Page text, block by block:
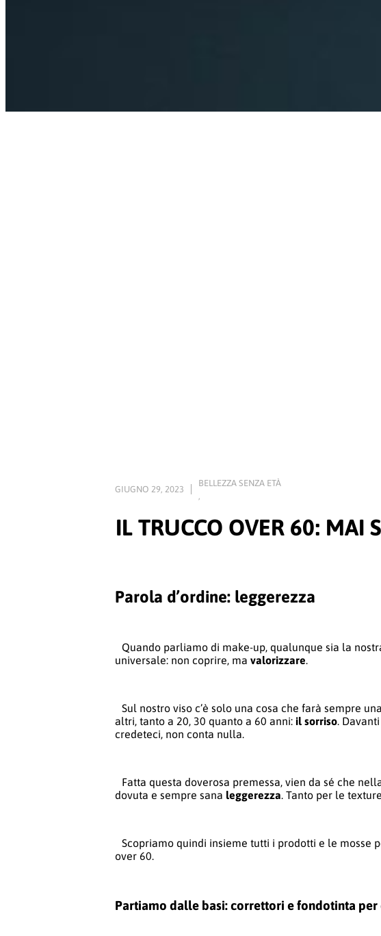
GIUGNO 29, 2023
BELLEZZA SENZA ETÀ
,
IL TRUCCO OVER 60: MAI
Parola d’ordine: leggerezza
Quando parliamo di make-up, qualunque sia la
universale: non coprire, ma valorizzare
Sul nostro viso c’è solo una cosa che farà sempre
altri, tanto a 20, 30 quanto a 60 anni: il sorriso .
credeteci, non conta nulla.
Fatta questa doverosa premessa, vien da sé che
dovuta e sempre sana leggerezza . Tanto per le
Scopriamo quindi insieme tutti i prodotti e le mosse
over 60.
Partiamo dalle basi: correttori e fondotinta per